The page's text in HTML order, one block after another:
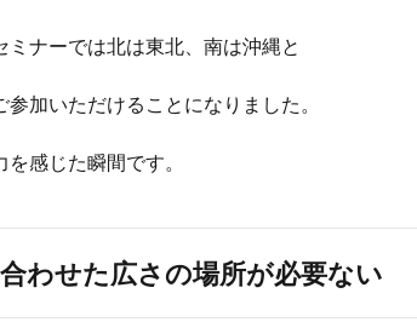
ミナーでは北は東北、南は沖縄と
加いただけることになりました。
感じた瞬間です。
わせた広さの場所が必要ない